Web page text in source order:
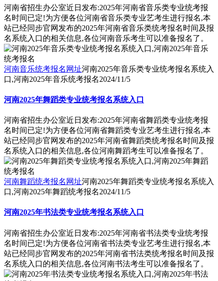
河南省招生办公室近日发布:2025年河南省音乐类专业统考报
名时间已定!为方便各位河南省音乐类专业艺考生进行报名,本
站已经同步官网发布的2025年河南省音乐类统考报名时间及报
名系统入口的相关信息,各位河南音乐考生可以准备报名了。
河南音乐统考报名网址河南2025年音乐类专业统考报名系统入
口,河南2025年音乐统考报名2024/11/5
河南2025年舞蹈类专业统考报名系统入口
河南省招生办公室近日发布:2025年河南省舞蹈类专业统考报
名时间已定!为方便各位河南省舞蹈类专业艺考生进行报名,本
站已经同步官网发布的2025年河南省舞蹈类统考报名时间及报
名系统入口的相关信息,各位河南舞蹈考生可以准备报名了。
河南舞蹈统考报名网址河南2025年舞蹈类专业统考报名系统入
口,河南2025年舞蹈统考报名2024/11/5
河南2025年书法类专业统考报名系统入口
河南省招生办公室近日发布:2025年河南省书法类专业统考报
名时间已定!为方便各位河南省书法类专业艺考生进行报名,本
站已经同步官网发布的2025年河南省书法类统考报名时间及报
名系统入口的相关信息,各位河南书法考生可以准备报名了。